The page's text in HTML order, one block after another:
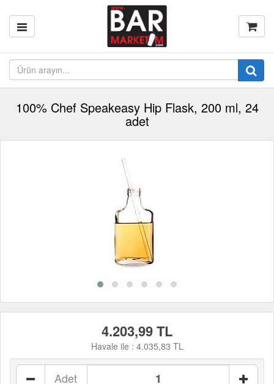
100% Chef Speakeasy Hip Flask, 200 ml, 24
adet
4.203,99 TL
Havale ile : 4.035,83 TL
Adet